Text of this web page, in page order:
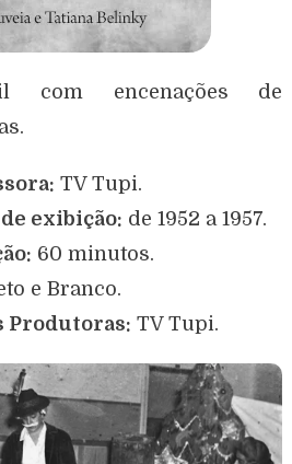
com encenações de
TV Tupi.
exibição: de 1952 a 1957.
60 minutos.
e Branco.
Produtoras: TV Tupi.